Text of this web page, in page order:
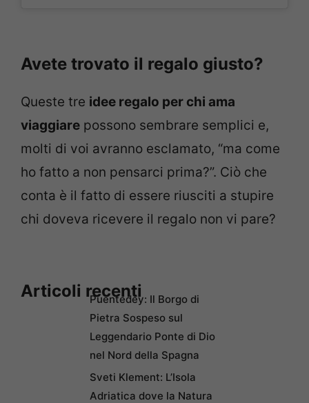
Avete trovato il regalo giusto?
Queste tre idee regalo per chi ama
viaggiare possono sembrare semplici e,
molti di voi avranno esclamato, “ma come
ho fatto a non pensarci prima?”. Ciò che
conta è il fatto di essere riusciti a stupire
chi doveva ricevere il regalo non vi pare?
Articoli recentiPuentedey: Il Borgo di
Pietra Sospeso sul
Leggendario Ponte di Dio
nel Nord della Spagna
Sveti Klement: L’Isola
Adriatica dove la Natura